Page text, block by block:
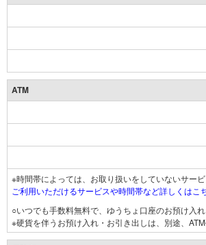
ATM
※時間帯によっては、お取り扱いをしていないサービ
ご利用いただけるサービスや時間帯など詳しくはこ
○いつでも手数料無料で、ゆうちょ口座のお預け入
※硬貨を伴うお預け入れ・お引き出しは、別途、